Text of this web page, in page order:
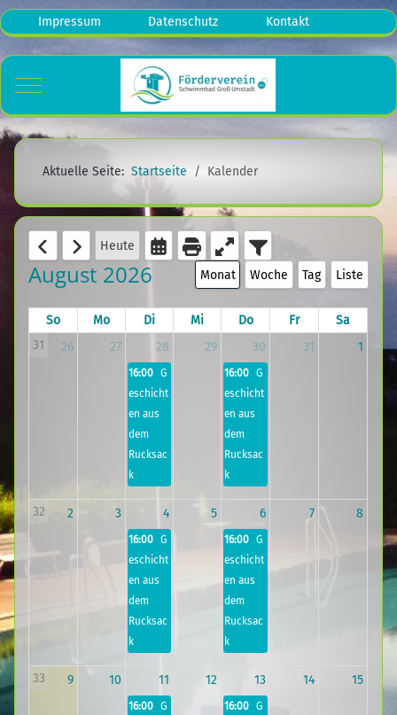
Impressum Datenschutz Kontakt
Mobile Menu Toggle
Aktuelle Seite:Startseite Kalender
Heute
August 2026 Monat Woche Tag Liste
So Mo Di Mi Do Fr
Sa
31
26 27 28
16:00
G
eschicht
en aus
dem
Rucksac
k
29 30
16:00
G
eschicht
en aus
dem
Rucksac
k
31 1
32 2 3 4
16:00
G
eschicht
en aus
dem
Rucksac
k
5 6
16:00
G
eschicht
en aus
dem
Rucksac
k
7 8
33 9 10 11
16:00
G
12 13
16:00
G
14 15